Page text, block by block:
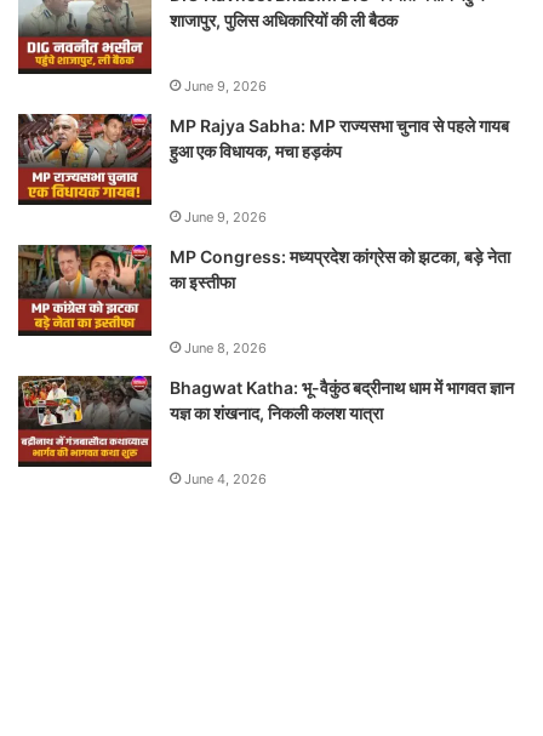
शाजापुर, पुलिस अधिकारियों की ली बैठक
June 9, 2026
MP Rajya Sabha: MP राज्यसभा चुनाव से पहले गायब
हुआ एक विधायक, मचा हड़कंप
June 9, 2026
MP Congress: मध्यप्रदेश कांग्रेस को झटका, बड़े नेता
का इस्तीफा
June 8, 2026
Bhagwat Katha: भू-वैकुंठ बद्रीनाथ धाम में भागवत ज्ञान
यज्ञ का शंखनाद, निकली कलश यात्रा
June 4, 2026